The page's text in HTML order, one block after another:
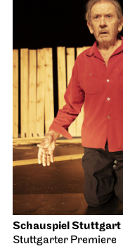
Schauspiel Stuttgart
Stuttgarter Premiere